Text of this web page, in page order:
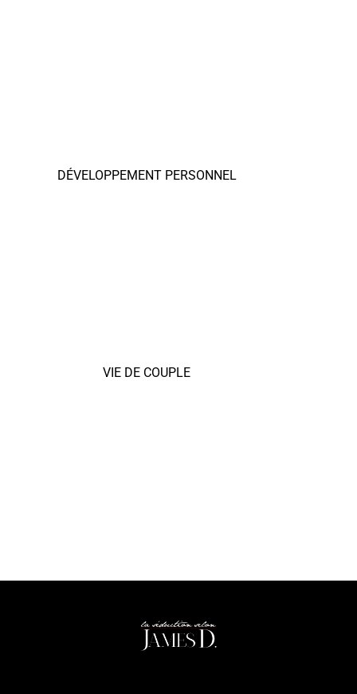
DÉVELOPPEMENT PERSONNEL
VIE DE COUPLE